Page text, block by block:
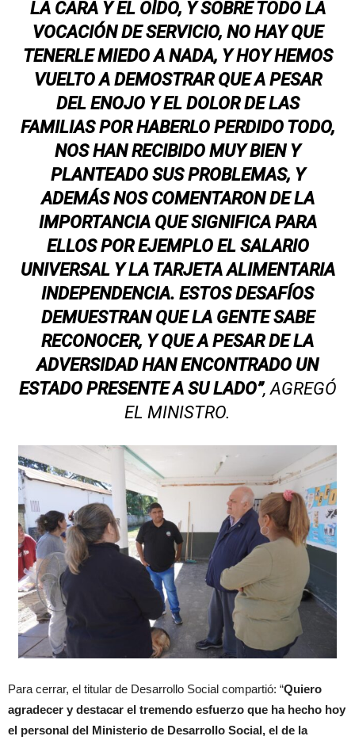
LA CARA Y EL OÍDO, Y SOBRE TODO LA
VOCACIÓN DE SERVICIO, NO HAY QUE
TENERLE MIEDO A NADA, Y HOY HEMOS
VUELTO A DEMOSTRAR QUE A PESAR
DEL ENOJO Y EL DOLOR DE LAS
FAMILIAS POR HABERLO PERDIDO TODO,
NOS HAN RECIBIDO MUY BIEN Y
PLANTEADO SUS PROBLEMAS, Y
ADEMÁS NOS COMENTARON DE LA
IMPORTANCIA QUE SIGNIFICA PARA
ELLOS POR EJEMPLO EL SALARIO
UNIVERSAL Y LA TARJETA ALIMENTARIA
INDEPENDENCIA. ESTOS DESAFÍOS
DEMUESTRAN QUE LA GENTE SABE
RECONOCER, Y QUE A PESAR DE LA
ADVERSIDAD HAN ENCONTRADO UN
ESTADO PRESENTE A SU LADO”, AGREGÓ
EL MINISTRO.
Para cerrar, el titular de Desarrollo Social compartió: “Quiero
agradecer y destacar el tremendo esfuerzo que ha hecho hoy
el personal del Ministerio de Desarrollo Social, el de la